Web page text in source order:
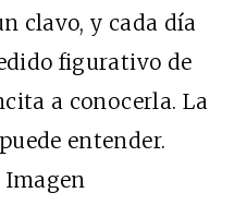
clavo, y cada día
figurativo de
a conocerla. La
entender.